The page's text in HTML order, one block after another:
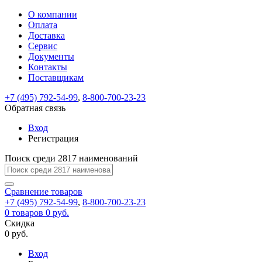
ВходРегистрация
Только
test@example.com
отправлена
по
ней
для
регистрации.
Ок
Только
Запомнить
меня
Забыли
Восстановление
пароля
Заполните
форму.
Мы
отправим
ссылку
на
указанный
электронный
адрес,
перейдя
по
которой
вы
новый
На
вашу
test@test.ru
отправлена
ссылка.
Перейдите
по
для
смены
пароля.
Введите
новый
пароль
Сменить
Пароль
успешно
Войти
Обратная
связь
Сообщение
пользовательского
соглашения
Ваше
сообщение
успешно
О компании
Оплата
Доставка
Сервис
Документы
Контакты
Поставщикам
+7 (495) 792-54-99, 8-800-700-23-23
Обратная связь
Вход
Регистрация
Поиск среди 2817 наименований
Сравнение товаров
+7 (495) 792-54-99, 8-800-700-23-23
0 товаров 0 руб.
Скидка
0 руб.
Вход